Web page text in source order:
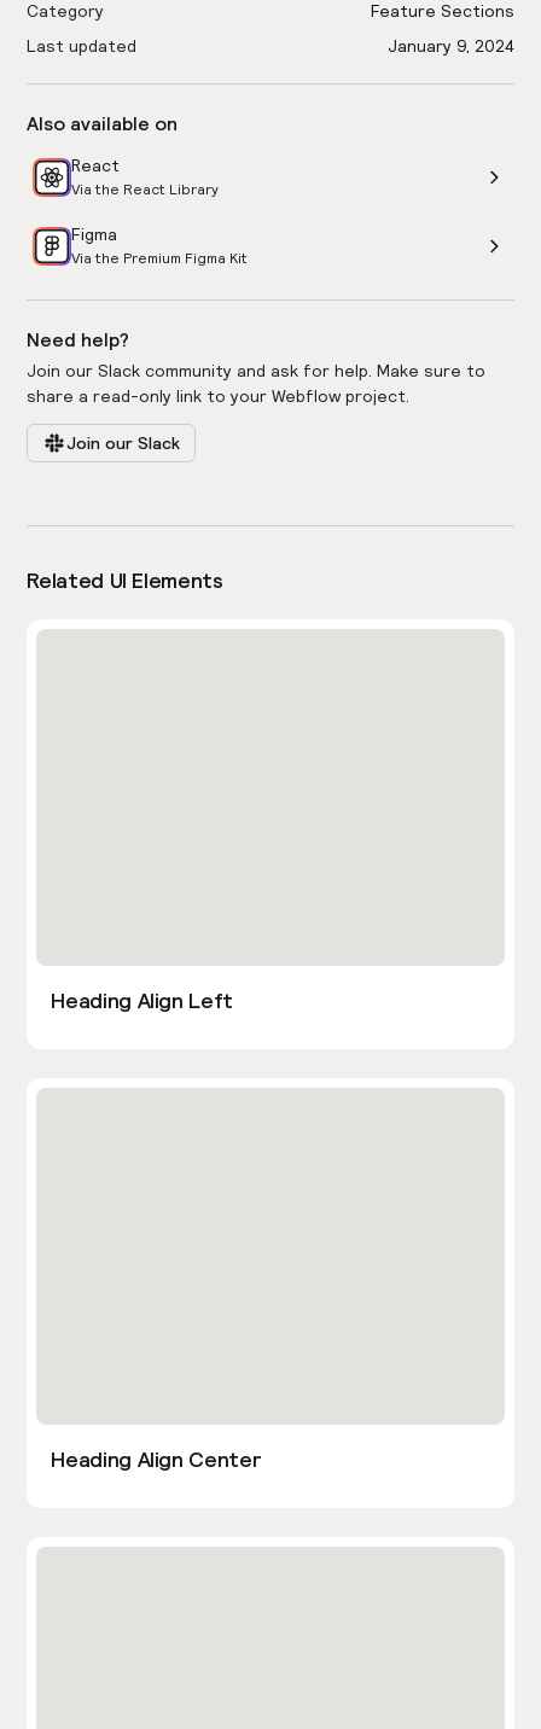
Category
Feature Sections
Last updated
January 9, 2024
Also available on
React
Via the React Library
Figma
Via the Premium Figma Kit
Need help?
Join our Slack community and ask for help. Make sure to
share a read-only link to your Webflow project.
Join our Slack
Related UI Elements
Heading Align Left
Heading Align Center